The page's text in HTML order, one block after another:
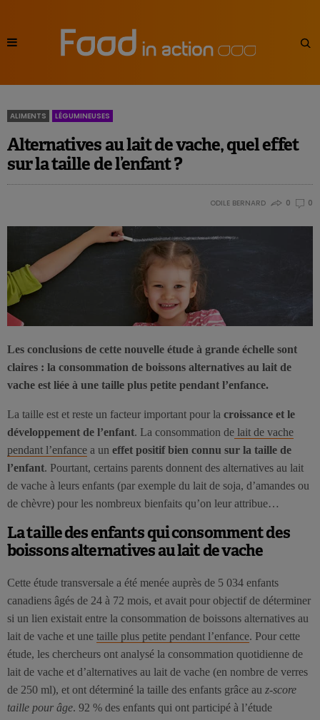
ALIMENTS LÉGUMINEUSES
Alternatives au lait de vache, quel effet
sur la taille de l’enfant ?
ODILE BERNARD 0 0
Les conclusions de cette nouvelle étude à grande échelle sont
claires : la consommation de boissons alternatives au lait de
vache est liée à une taille plus petite pendant l’enfance.
La taille est et reste un facteur important pour la croissance et le
développement de l’enfant. La consommation de lait de vache
pendant l’enfance a un effet positif bien connu sur la taille de
l’enfant. Pourtant, certains parents donnent des alternatives au lait
de vache à leurs enfants (par exemple du lait de soja, d’amandes ou
de chèvre) pour les nombreux bienfaits qu’on leur attribue…
La taille des enfants qui consomment des
boissons alternatives au lait de vache
Cette étude transversale a été menée auprès de 5 034 enfants
canadiens âgés de 24 à 72 mois, et avait pour objectif de déterminer
si un lien existait entre la consommation de boissons alternatives au
lait de vache et une taille plus petite pendant l’enfance. Pour cette
étude, les chercheurs ont analysé la consommation quotidienne de
lait de vache et d’alternatives au lait de vache (en nombre de verres
de 250 ml), et ont déterminé la taille des enfants grâce au z-score
taille pour âge. 92 % des enfants qui ont participé à l’étude